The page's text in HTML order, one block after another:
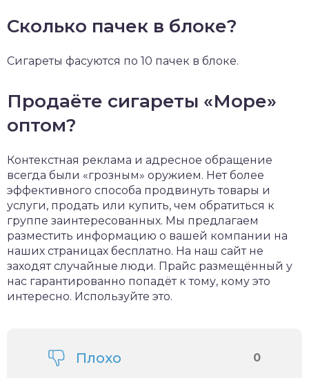
Сколько пачек в блоке?
Сигареты фасуются по 10 пачек в блоке.
Продаёте сигареты «Море»
оптом?
Контекстная реклама и адресное обращение
всегда были «грозным» оружием. Нет более
эффективного способа продвинуть товары и
услуги, продать или купить, чем обратиться к
группе заинтересованных. Мы предлагаем
разместить информацию о вашей компании на
наших страницах бесплатно. На наш сайт не
заходят случайные люди. Прайс размещённый у
нас гарантированно попадёт к тому, кому это
интересно. Используйте это.
Плохо 0